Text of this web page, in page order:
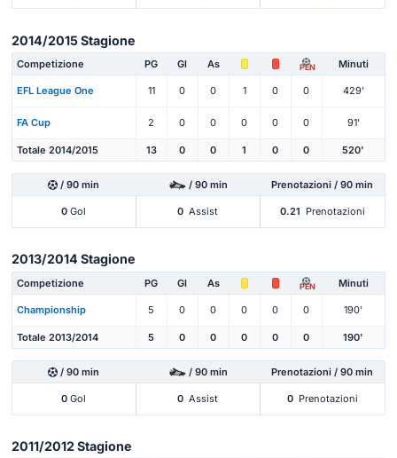
2014/2015 Stagione
Competizione PG Gl As PEN Minuti
EFL League One 11 0 0 1 0 0 429'
FA Cup 2 0 0 0 0 0 91'
Totale 2014/2015 13 0 0 1 0 0 520'
/ 90 min / 90 min Prenotazioni / 90 min
0 Gol 0 Assist 0.21 Prenotazioni
2013/2014 Stagione
Competizione PG Gl As PEN Minuti
Championship 5 0 0 0 0 0 190'
Totale 2013/2014 5 0 0 0 0 0 190'
/ 90 min / 90 min Prenotazioni / 90 min
0 Gol 0 Assist 0 Prenotazioni
2011/2012 Stagione